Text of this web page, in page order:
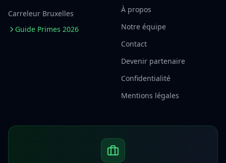
Carreleur Bruxelles
Guide Primes 2026
À propos
Notre équipe
Contact
Devenir partenaire
Confidentialité
Mentions légales